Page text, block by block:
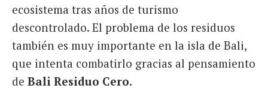
ecosistema tras años de turismo
descontrolado. El problema de los residuos
también es muy importante en la isla de Bali,
que intenta combatirlo gracias al pensamiento
de Bali Residuo Cero.